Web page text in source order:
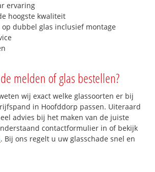
ervaring
hoogste kwaliteit
dubbel glas inclusief montage
melden of glas bestellen?
wij exact welke glassoorten er bij
in Hoofddorp passen. Uiteraard
advies bij het maken van de juiste
contactformulier in of bekijk
. Bij ons regelt u uw glasschade snel en